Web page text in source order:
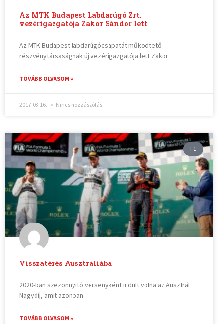
Az MTK Budapest Labdarúgó Zrt.
vezérigazgatója Zakor Sándor lett
Az MTK Budapest labdarúgócsapatát működtető
részvénytársaságnak új vezérigazgatója lett Zakor
TOVÁBB OLVASOM »
2017.03.16. Nincs hozzászólás
F1
Visszatérés Ausztráliába
2020-ban szezonnyitó versenyként indult volna az Ausztrál
Nagydíj, amit azonban
TOVÁBB OLVASOM »